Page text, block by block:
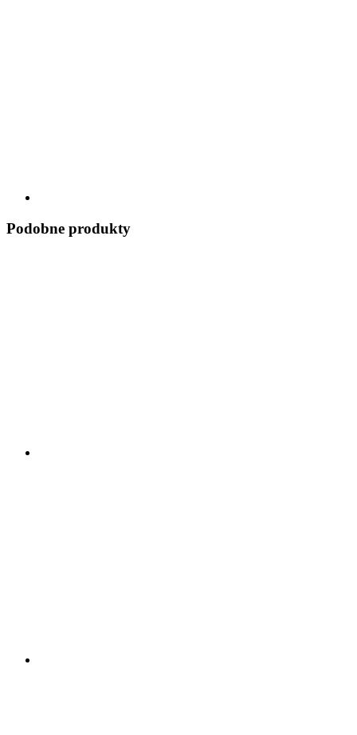
Podobne produkty